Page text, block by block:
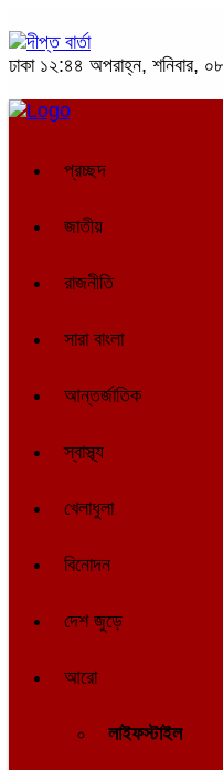
ঢাকা ১২:৪৪ অপরাহ্ন, শনিবার,
প্রচ্ছদ
জাতীয়
রাজনীতি
সারা বাংলা
আন্তর্জাতিক
স্বাস্থ্য
খেলাধুলা
বিনোদন
দেশ জুড়ে
আরো
লাইফস্টাইল